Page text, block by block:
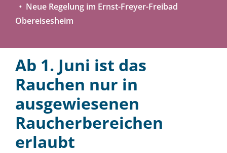
Neue Regelung im Ernst-Freyer-Freibad
Obereisesheim
Ab 1. Juni ist das
Rauchen nur in
ausgewiesenen
Raucherbereichen
erlaubt